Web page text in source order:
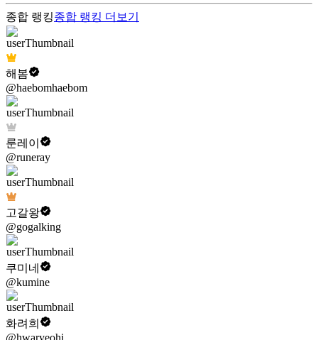
종합 랭킹종합 랭킹 더보기
해봄
@haebomhaebom
룬레이
@runeray
고갈왕
@gogalking
쿠미네
@kumine
화려희
@hwaryeohi